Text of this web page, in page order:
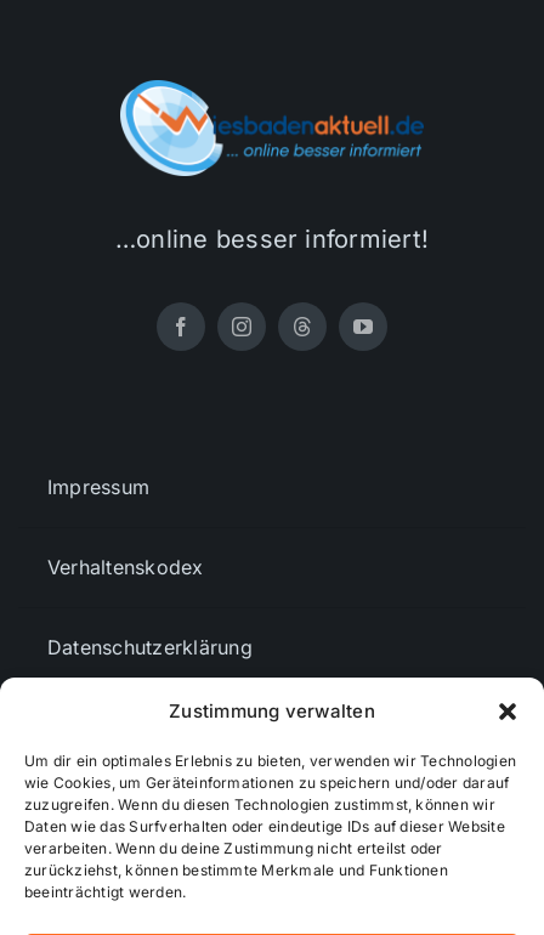
Zustimmung verwalten
Um dir ein optimales Erlebnis zu bieten, verwenden wir Technologien
wie Cookies, um Geräteinformationen zu speichern und/oder darauf
zuzugreifen. Wenn du diesen Technologien zustimmst, können wir
Daten wie das Surfverhalten oder eindeutige IDs auf dieser Website
verarbeiten. Wenn du deine Zustimmung nicht erteilst oder
zurückziehst, können bestimmte Merkmale und Funktionen
beeinträchtigt werden.
…online besser informiert!
Impressum
Verhaltenskodex
Datenschutzerklärung
Cookie-Richtlinie (EU)
Mediendaten